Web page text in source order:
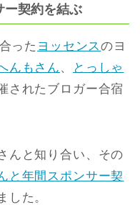
ー契約を結ぶ
った ヨッセンスのヨ
んもさん 、
とっしゃ
されたブロガー合宿
んと知り合い、その
と年間スポンサー契
した。